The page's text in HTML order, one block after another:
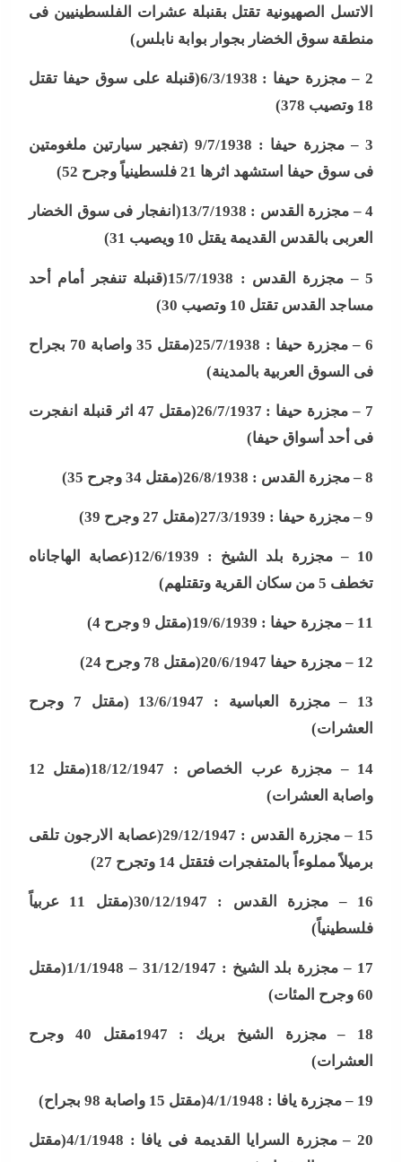
الاتسل الصهيونية تقتل بقنبلة عشرات الفلسطينيين فى
منطقة سوق الخضار بجوار بوابة نابلس)
2 –
مجزرة حيفا : 6/3/1938(قنبلة على سوق حيفا تقتل
18 وتصيب 378
)
3 –
مجزرة حيفا : 9/7/1938 (تفجير سيارتين ملغومتين
فى سوق حيفا استشهد اثرها 21 فلسطينياً وجرح 52
)
4 –
مجزرة القدس : 13/7/1938(انفجار فى سوق الخضار
العربى بالقدس القديمة يقتل 10 ويصيب 31
)
5 –
مجزرة القدس : 15/7/1938(قنبلة تنفجر أمام أحد
مساجد القدس تقتل 10 وتصيب 30
)
6 –
مجزرة حيفا : 25/7/1938(مقتل 35 واصابة 70 بجراح
فى السوق العربية بالمدينة)
7 –
مجزرة حيفا : 26/7/1937(مقتل 47 اثر قنبلة انفجرت
فى أحد أسواق حيفا)
8 – مجزرة القدس : 26/8/1938(مقتل 34 وجرح 35 )
9 – مجزرة حيفا : 27/3/1939(مقتل 27 وجرح 39 )
10 –
مجزرة بلد الشيخ : 12/6/1939(عصابة الهاجاناه
تخطف 5 من سكان القرية وتقتلهم
)
11 – مجزرة حيفا : 19/6/1939(مقتل 9 وجرح 4 )
12 – مجزرة حيفا 20/6/1947(مقتل 78 وجرح 24 )
13 –
مجزرة العباسية : 13/6/1947 (مقتل 7 وجرح
العشرات)
14 –
مجزرة عرب الخصاص : 18/12/1947(مقتل 12
واصابة العشرات)
15 –
مجزرة القدس : 29/12/1947(عصابة الارجون تلقى
برميلاً مملوءاً بالمتفجرات فتقتل 14 وتجرح 27
)
16 –
مجزرة القدس : 30/12/1947(مقتل 11 عربياً
فلسطينياً)
17 –
مجزرة بلد الشيخ : 31/12/1947 – 1/1/1948(مقتل
60 وجرح المئات
)
18 –
مجزرة الشيخ بريك : 1947مقتل 40 وجرح
العشرات)
19 – مجزرة يافا : 4/1/1948(مقتل 15 واصابة 98 بجراح )
20 –
مجزرة السرايا القديمة فى يافا : 4/1/1948(مقتل